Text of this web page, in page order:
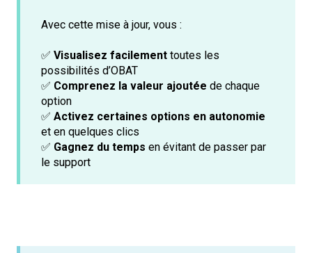
Avec cette mise à jour, vous :
✅ Visualisez facilement toutes les
possibilités d’OBAT
✅ Comprenez la valeur ajoutée de chaque
option
✅ Activez certaines options en autonomie
et en quelques clics
✅ Gagnez du temps en évitant de passer par
le support